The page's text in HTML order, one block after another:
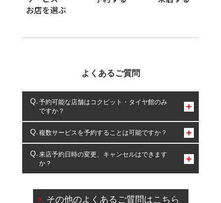
よくあるご質問
予約可能な店舗はコクピット・タイヤ館のみ
ですか？
コクピット・タイヤ館のみとなります。
複数サービスを予約することは可能ですか？
複数サービスのご予約は可能です。
一部の商品・サービスの組み合わせに限り、同時にご予約が
出来ないものもございます。
来店予約日時の変更、キャンセルはできます
か？
その他のよくあるご質問はこちら